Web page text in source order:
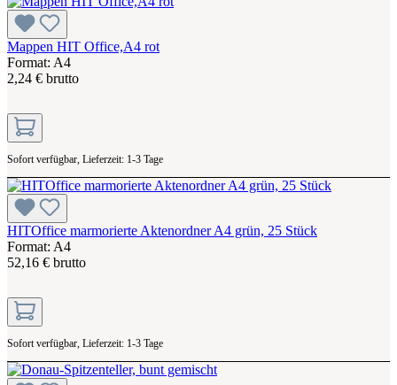
Mappen HIT Office,A4 rot
Format: A4
2,24 € brutto
Sofort verfügbar, Lieferzeit: 1-3 Tage
HITOffice marmorierte Aktenordner A4 grün, 25 Stück
Format: A4
52,16 € brutto
Sofort verfügbar, Lieferzeit: 1-3 Tage